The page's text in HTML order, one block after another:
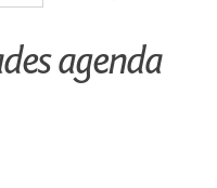
agenda